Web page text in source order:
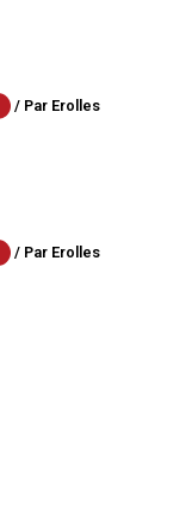
/ Par Erolles
/ Par Erolles